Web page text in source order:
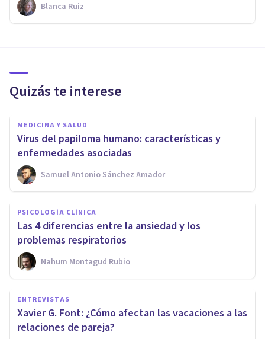
Blanca Ruiz
Quizás te interese
MEDICINA Y SALUD
Virus del papiloma humano: características y
enfermedades asociadas
Samuel Antonio Sánchez Amador
PSICOLOGÍA CLÍNICA
Las 4 diferencias entre la ansiedad y los
problemas respiratorios
Nahum Montagud Rubio
ENTREVISTAS
Xavier G. Font: ¿Cómo afectan las vacaciones a las
relaciones de pareja?